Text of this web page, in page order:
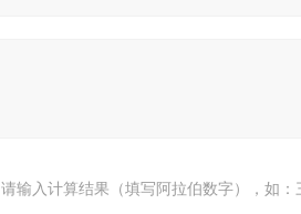
请输入计算结果（填写阿拉伯数字），如：